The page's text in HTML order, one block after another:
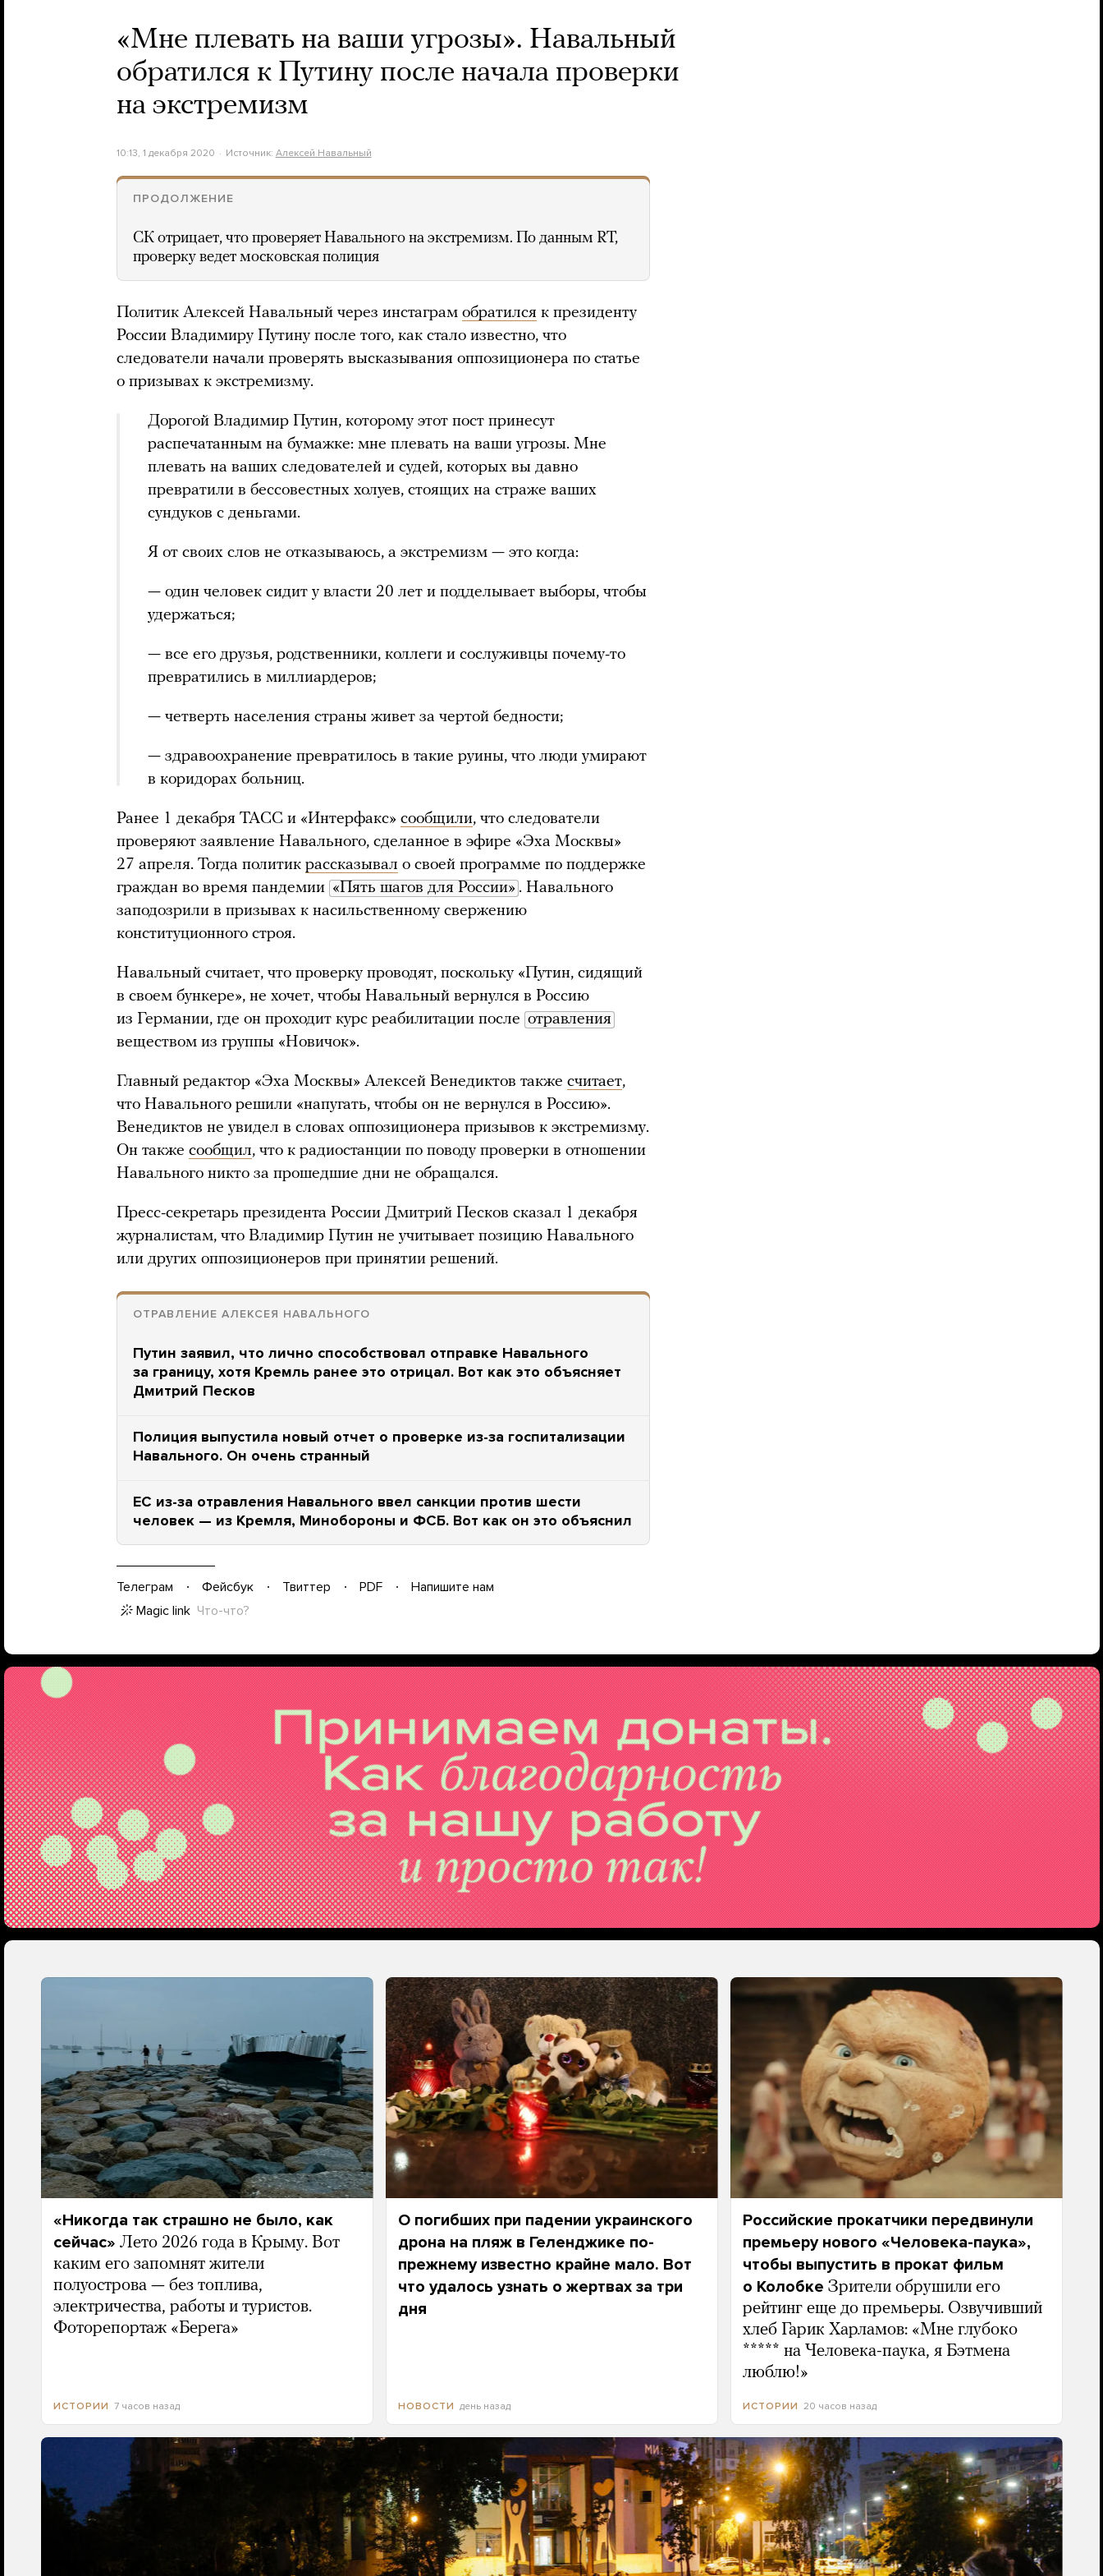
«Мне плевать на ваши угрозы». Навальный
обратился к Путину после начала проверки
на экстремизм
10:13, 1 декабря 2020 Источник: Алексей Навальный
ПРОДОЛЖЕНИЕ
СК отрицает, что проверяет Навального на экстремизм. По данным RT,
проверку ведет московская полиция
Политик Алексей Навальный через инстаграм обратился к президенту
России Владимиру Путину после того, как стало известно, что
следователи начали проверять высказывания оппозиционера по статье
о призывах к экстремизму.
Дорогой Владимир Путин, которому этот пост принесут
распечатанным на бумажке: мне плевать на ваши угрозы. Мне
плевать на ваших следователей и судей, которых вы давно
превратили в бессовестных холуев, стоящих на страже ваших
сундуков с деньгами.
Я от своих слов не отказываюсь, а экстремизм — это когда:
— один человек сидит у власти 20 лет и подделывает выборы, чтобы
удержаться;
— все его друзья, родственники, коллеги и сослуживцы почему-то
превратились в миллиардеров;
— четверть населения страны живет за чертой бедности;
— здравоохранение превратилось в такие руины, что люди умирают
в коридорах больниц.
Ранее 1 декабря ТАСС и «Интерфакс» сообщили, что следователи
проверяют заявление Навального, сделанное в эфире «Эха Москвы»
27 апреля. Тогда политик рассказывал о своей программе по поддержке
граждан во время пандемии «Пять шагов для России» . Навального
заподозрили в призывах к насильственному свержению
конституционного строя.
Навальный считает, что проверку проводят, поскольку «Путин, сидящий
в своем бункере», не хочет, чтобы Навальный вернулся в Россию
из Германии, где он проходит курс реабилитации после отравления
веществом из группы «Новичок».
Главный редактор «Эха Москвы» Алексей Венедиктов также считает,
что Навального решили «напугать, чтобы он не вернулся в Россию».
Венедиктов не увидел в словах оппозиционера призывов к экстремизму.
Он также сообщил, что к радиостанции по поводу проверки в отношении
Навального никто за прошедшие дни не обращался.
Пресс-секретарь президента России Дмитрий Песков сказал 1 декабря
журналистам, что Владимир Путин не учитывает позицию Навального
или других оппозиционеров при принятии решений.
ОТРАВЛЕНИЕ АЛЕКСЕЯ НАВАЛЬНОГО
Путин заявил, что лично способствовал отправке Навального
за границу, хотя Кремль ранее это отрицал. Вот как это объясняет
Дмитрий Песков
Полиция выпустила новый отчет о проверке из-за госпитализации
Навального. Он очень странный
ЕС из-за отравления Навального ввел санкции против шести
человек — из Кремля, Минобороны и ФСБ. Вот как он это объяснил
Телеграм Фейсбук Твиттер PDF
Напишите нам
Magic link Что-что?
«Никогда так страшно не было, как
сейчас» Лето 2026 года в Крыму. Вот
каким его запомнят жители
полуострова — без топлива,
электричества, работы и туристов.
Фоторепортаж «Берега»
ИСТОРИИ 7 часов назад
О погибших при падении украинского
дрона на пляж в Геленджике по-
прежнему известно крайне мало. Вот
что удалось узнать о жертвах за три
дня
НОВОСТИ день назад
Российские прокатчики передвинули
премьеру нового «Человека-паука»,
чтобы выпустить в прокат фильм
о Колобке Зрители обрушили его
рейтинг еще до премьеры. Озвучивший
хлеб Гарик Харламов: «Мне глубоко
***** на Человека-паука, я Бэтмена
люблю!»
ИСТОРИИ 20 часов назад